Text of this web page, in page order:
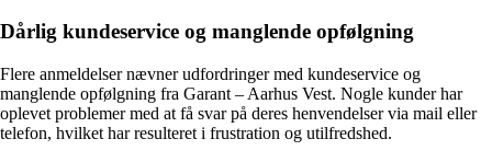
Dårlig kundeservice og manglende opfølgning
Flere anmeldelser nævner udfordringer med kundeservice og
manglende opfølgning fra Garant – Aarhus Vest. Nogle kunder har
oplevet problemer med at få svar på deres henvendelser via mail eller
telefon, hvilket har resulteret i frustration og utilfredshed.